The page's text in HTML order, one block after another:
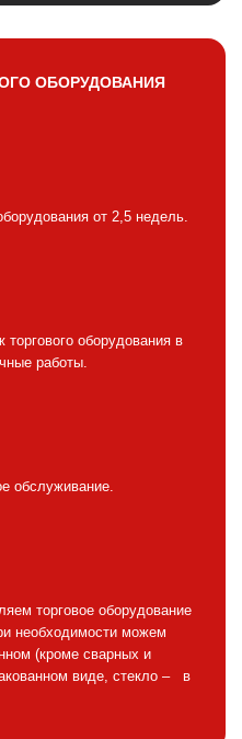
ОБОРУДОВАНИЯ
от 2,5 недель.
торгового оборудования в
работы.
обслуживание.
торговое оборудование
необходимости можем
(кроме сварных и
виде, стекло – в